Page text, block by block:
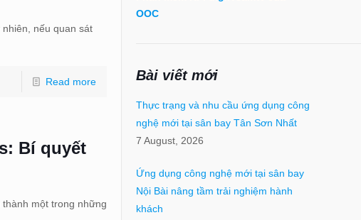
nếu quan sát
Read more
Bí quyết
một trong những
OOC
Bài viết mới
Thực trạng và nhu cầu ứng dụng công
nghệ mới tại sân bay Tân Sơn Nhất
7 August, 2026
Ứng dụng công nghệ mới tại sân bay
Nội Bài nâng tầm trải nghiệm hành
khách